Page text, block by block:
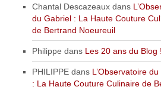
Chantal Descazeaux dans
du Gabriel : La Haute Couture
de Bertrand Noeureuil
Philippe dans Les 20 ans du Blog !
PHILIPPE dans L’Observatoire
: La Haute Couture Culinaire de